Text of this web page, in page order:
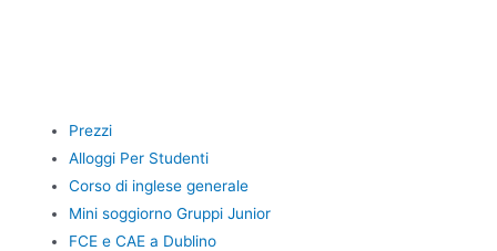
Prezzi
Alloggi Per Studenti
Corso di inglese generale
Mini soggiorno Gruppi Junior
FCE e CAE a Dublino